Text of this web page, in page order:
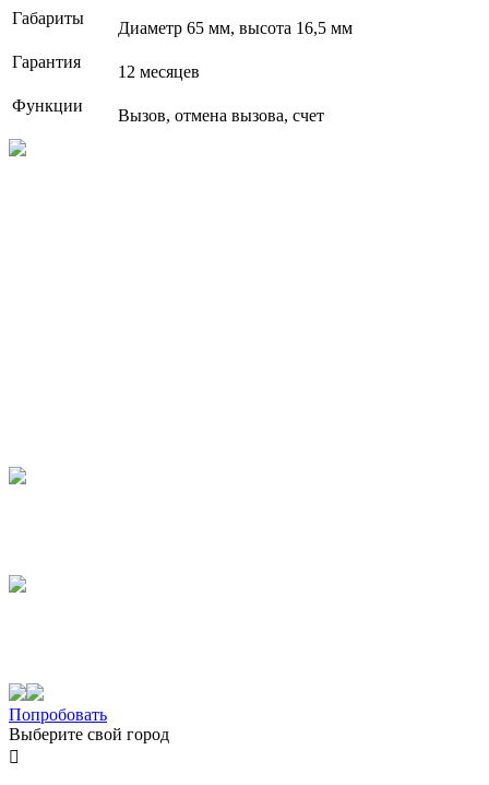
Габариты
Диаметр 65 мм, высота 16,5 мм
Гарантия
12 месяцев
Функции
Вызов, отмена вызова, счет
Попробовать
Выберите свой город
